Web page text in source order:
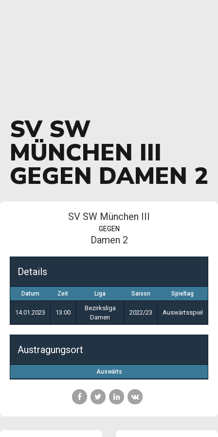
SV SW
MÜNCHEN III
GEGEN DAMEN 2
SV SW München III
GEGEN
Damen 2
Details
Datum Zeit Liga Saison Spieltag
14.01.2023 13:00
Bezirksliga
Damen
2022/23 Auswärtsspiel
Austragungsort
Auswärts